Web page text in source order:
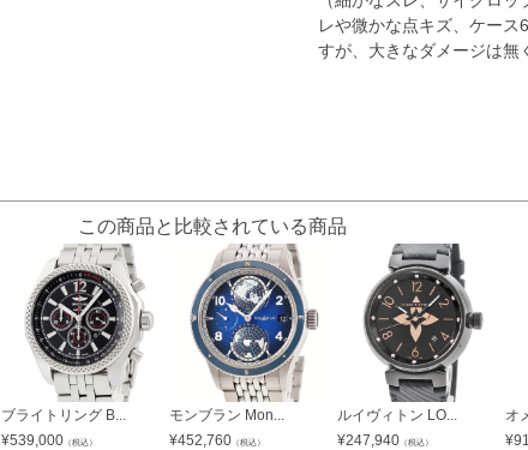
レや微かな点キズ、ケース
すが、大きなダメージは無
この商品と比較されている商品
ブライトリング B...
¥539,000 （税込）
モンブラン Mon...
¥452,760 （税込）
ルイヴィトン LO...
¥247,940 （税込）
オ
¥